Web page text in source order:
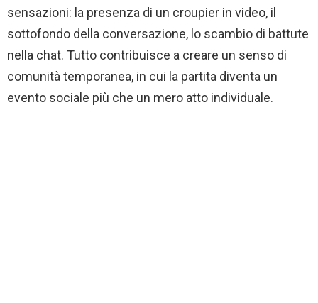
sensazioni: la presenza di un croupier in video, il
sottofondo della conversazione, lo scambio di battute
nella chat. Tutto contribuisce a creare un senso di
comunità temporanea, in cui la partita diventa un
evento sociale più che un mero atto individuale.